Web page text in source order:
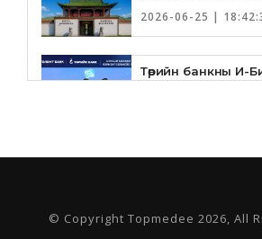
2026-06-25 |
Төрийн банкны И-
үйлчилгээнд
шинэчлэн
© Copyright Topmedee 2026, All